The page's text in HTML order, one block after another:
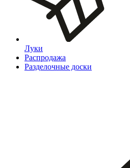
Луки
Распродажа
Разделочные доски